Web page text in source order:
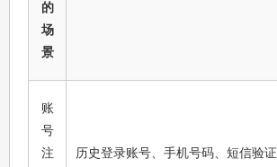
的
场
景
账
号
注
历史登录账号、手机号码、短信验